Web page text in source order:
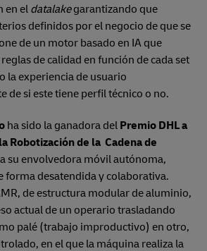
en el datalakegarantizando que
definidos por el negocio de que se
de un motor basado en IA que
de calidad en función de cada set
la experiencia de usuario
de si este tiene perfil técnico o no.
ha sido la ganadora del Premio DHL a
Robotización de la Cadena de
su envolvedora móvil autónoma,
forma desatendida y colaborativa.
de estructura modular de aluminio,
actual de un operario trasladando
palé (trabajo improductivo) en otro,
en el que la máquina realiza la